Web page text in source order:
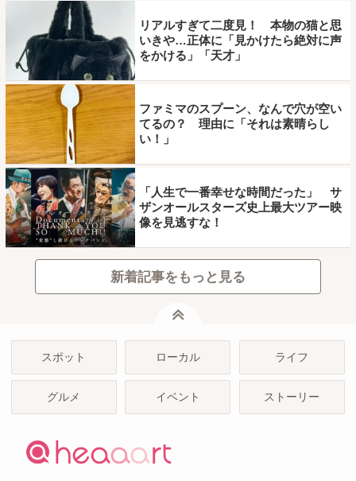
リアルすぎて二度見！ 本物の猫と思
いきや…正体に「見かけたら絶対に声
をかける」「天才」
ファミマのスプーン、なんで穴が空い
てるの？ 理由に「それは素晴らし
い！」
「人生で一番幸せな時間だった」 サ
ザンオールスターズ史上最大ツアー映
像を見逃すな！
新着記事をもっと見る
スポット ローカル ライフ
グルメ イベント ストーリー